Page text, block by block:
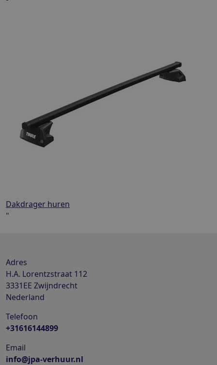
Dakdrager huren
"
Adres
H.A. Lorentzstraat 112
3331EE Zwijndrecht
Nederland
Telefoon
+31616144899
Email
info@jpa-verhuur.nl